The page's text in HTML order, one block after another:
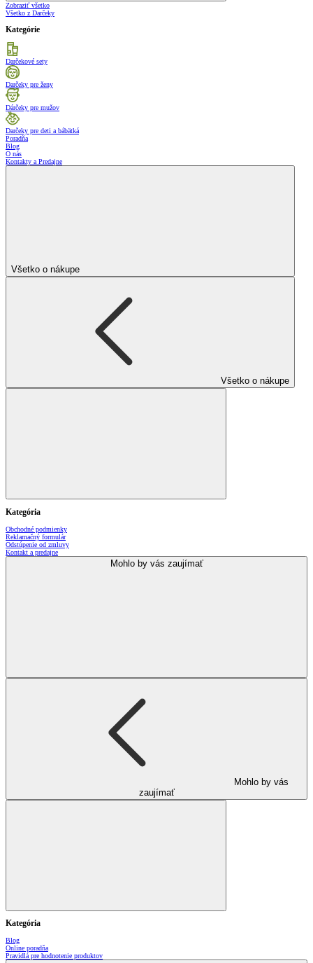
Zobraziť všetko
Všetko z Darčeky
Kategórie
Darčekové sety
Darčeky pre ženy
Dárčeky pre mužov
Darčeky pre deti a bábätká
Poradňa
Blog
O nás
Kontakty a Predajne
Všetko o nákupe
Všetko o nákupe
Kategória
Obchodné podmienky
Reklamačný formulár
Odstúpenie od zmluvy
Kontakt a predajne
Mohlo by vás zaujímať
Mohlo by vás
zaujímať
Kategória
Blog
Online poradňa
Pravidlá pre hodnotenie produktov